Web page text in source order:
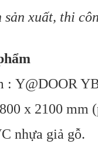
xuất, thi
: Y@DOOR
x 2100 mm
nhựa giả gỗ.